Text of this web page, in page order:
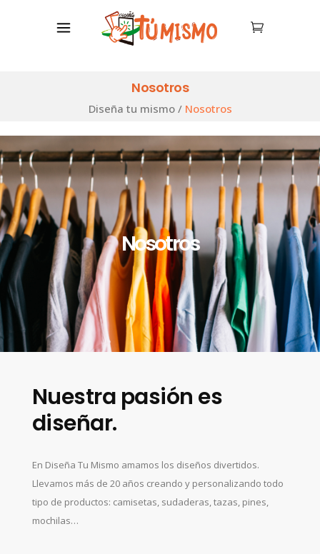
Nosotros
Diseña tu mismo/ Nosotros
Nosotros
Nuestra pasión es
diseñar.
En Diseña Tu Mismo amamos los diseños divertidos.
Llevamos más de 20 años creando y personalizando todo
tipo de productos: camisetas, sudaderas, tazas, pines,
mochilas…